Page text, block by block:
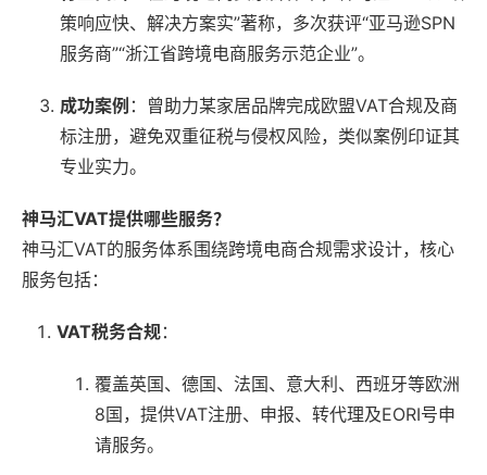
策响应快、解决方案实”著称，多次获评“亚马逊SPN
服务商”“浙江省跨境电商服务示范企业”。
成功案例 ：曾助力某家居品牌完成欧盟VAT合规及商
标注册，避免双重征税与侵权风险，类似案例印证其
专业实力。
神马汇VAT提供哪些服务？
神马汇VAT的服务体系围绕跨境电商合规需求设计，核心
服务包括：
VAT税务合规：
覆盖英国、德国、法国、意大利、西班牙等欧洲
8国，提供VAT注册、申报、转代理及EORI号申
请服务。